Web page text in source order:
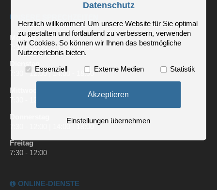
UNSERE SPRECHZEITEN
Montag
7:30 - 12:00 | 14:00 - 18:00
7:30 - 12:00 | 14:00 - 18:00
7:30 - 12:00
7:30 - 12:00 | 14:00 - 18:00
Freitag
7:30 - 12:00
ONLINE-DIENSTE
Datenschutz
Herzlich willkommen! Um unsere Website für Sie optimal
zu gestalten und fortlaufend zu verbessern, verwenden
wir Cookies. So können wir Ihnen das bestmögliche
Nutzererlebnis bieten.
Essenziell Externe Medien Statistik
Akzeptieren
Einstellungen übernehmen